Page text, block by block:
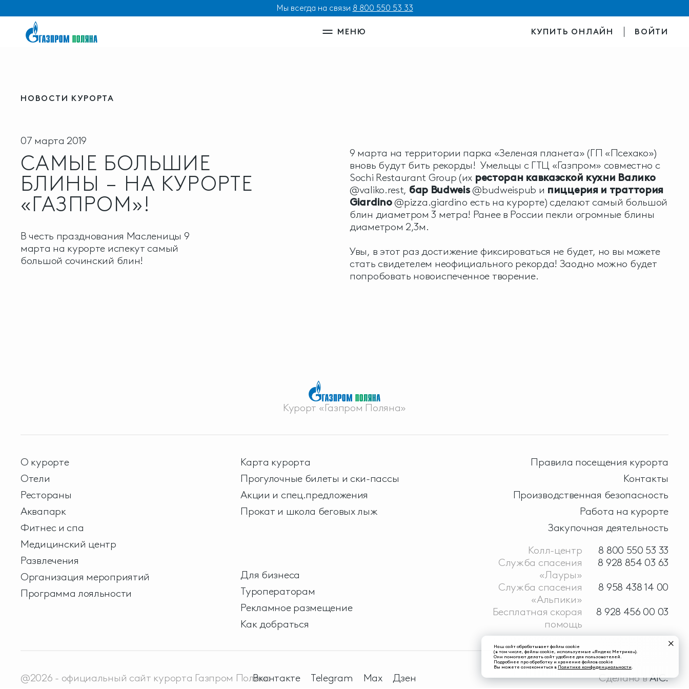
Мы всегда на связи 8 800 550 53 33
МЕНЮ КУПИТЬ ОНЛАЙН ВОЙТИ
НОВОСТИ КУРОРТА
07 марта 2019
САМЫЕ БОЛЬШИЕ
БЛИНЫ – НА КУРОРТЕ
«ГАЗПРОМ»!
В честь празднования Масленицы 9
марта на курорте испекут самый
большой сочинский блин!
9 марта на территории парка «Зеленая планета» (ГП «Псехако»)
вновь будут бить рекорды! Умельцы с ГТЦ «Газпром» совместно с
Sochi Restaurant Group (их ресторан кавказской кухни Валико
@valiko.rest, бар Budweis@budweispub и пиццерия и траттория
Giardino@pizza.giardino есть на курорте) сделают самый большой
блин диаметром 3 метра! Ранее в России пекли огромные блины
диаметром 2,3м.
Увы, в этот раз достижение фиксироваться не будет, но вы можете
стать свидетелем неофициального рекорда! Заодно можно будет
попробовать новоиспеченное творение.
Курорт «Газпром Поляна»
О курорте
Отели
Рестораны
Аквапарк
Фитнес и спа
Медицинский центр
Развлечения
Организация мероприятий
Программа лояльности
Карта курорта
Прогулочные билеты и ски-пассы
Акции и спец.предложения
Прокат и школа беговых лыж
Для бизнеса
Туроператорам
Рекламное размещение
Как добраться
Правила посещения курорта
Контакты
Производственная безопасность
Работа на курорте
Закупочная деятельность
Колл-центр
8 800 550 53 33
Служба спасения
«Лауры»
8 928 854 03 63
Служба спасения
«Альпики»
8 958 438 14 00
Бесплатная скорая
помощь
8 928 456 00 03
@2026 - официальный сайт курорта Газпром ПолянаВконтакте Telegram Max Дзен Сделано вAIC.
Наш сайт обрабатывает файлы cookie
(в том числе, файлы cookie, используемые «Яндекс Метрика»).
Они помогают делать сайт удобнее для пользователей.
Подробнее про обработку и хранение файлов cookie
Вы можете ознакомиться в Политике конфиденциальности